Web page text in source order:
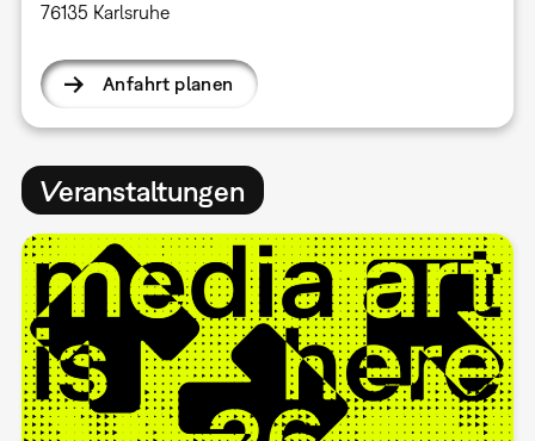
76135 Karlsruhe
Anfahrt planen
Veranstaltungen